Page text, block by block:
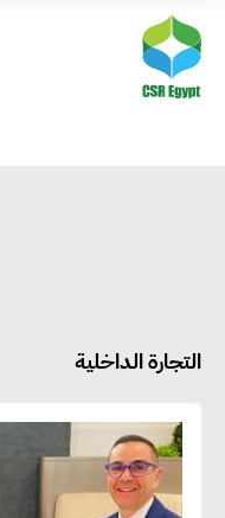
التجارة الداخلية